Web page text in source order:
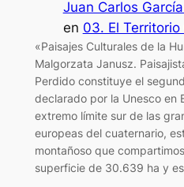
Juan Carlos
en 03. El
«Paisajes Culturales de la
Malgorzata Janusz.
Perdido constituye el
declarado por la Unesco en
extremo límite sur de las
europeas del cuaternario,
montañoso que
superficie de 30.639 ha y